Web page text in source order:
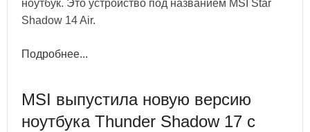
ноутбук. Это устройство под названием MSI Star
Shadow 14 Air.
Подробнее...
MSI выпустила новую версию
ноутбука Thunder Shadow 17 с